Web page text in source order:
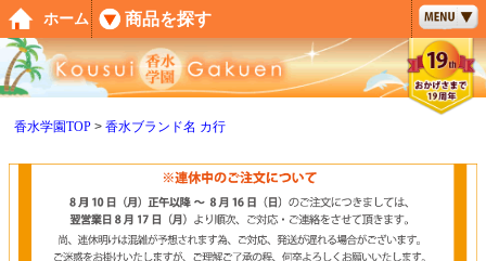
香水学園TOP 香水ブランド名 カ行
ペー
ジト
ップ
へ
ホーム 商品を探す